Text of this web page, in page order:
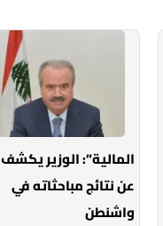
المالية”: الوزير يكشف
عن نتائج مباحثاته في
واشنطن